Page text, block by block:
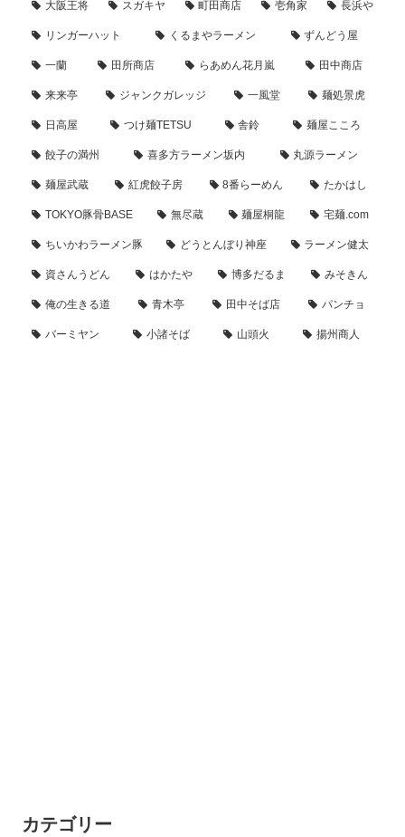
大阪王将 スガキヤ 町田商店 壱角家 長浜や
リンガーハット くるまやラーメン ずんどう屋
一蘭 田所商店 らあめん花月嵐 田中商店
来来亭 ジャンクガレッジ 一風堂 麺処景虎
日高屋 つけ麺TETSU 舎鈴 麺屋こころ
餃子の満州 喜多方ラーメン坂内 丸源ラーメン
麺屋武蔵 紅虎餃子房 8番らーめん たかはし
TOKYO豚骨BASE 無尽蔵 麺屋桐龍 宅麺.com
ちいかわラーメン豚 どうとんぼり神座 ラーメン健太
資さんうどん はかたや 博多だるま みそきん
俺の生きる道 青木亭 田中そば店 パンチョ
バーミヤン 小諸そば 山頭火 揚州商人
カテゴリー